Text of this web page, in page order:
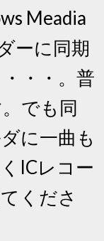
Meadia
ーに同期
・・。普
でも同
に一曲も
ICレコー
くださ